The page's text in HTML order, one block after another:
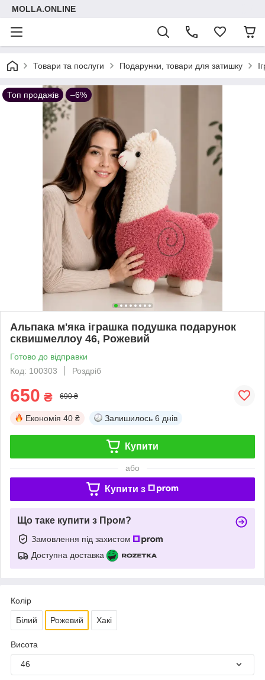
MOLLA.ONLINE
Товари та послуги Подарунки, товари для затишку
Топ продажів –6%
Альпака м'яка іграшка подушка подарунок
сквишмеллоу 46, Рожевий
Готово до відправки
Код: 100303
Роздріб
650 ₴ 690 ₴
Економія 40 ₴ Залишилось 6 днів
Купити
або
Купити з
Що таке купити з Пром?
Замовлення під захистом
Доступна доставка
Колір
Білий Рожевий Хакі
Висота
46